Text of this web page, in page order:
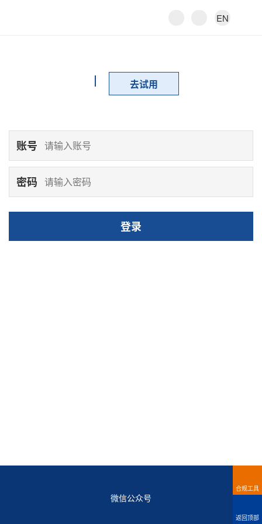
EN
去试用
账号
密码
登录
微信公众号
合规工具
返回顶部